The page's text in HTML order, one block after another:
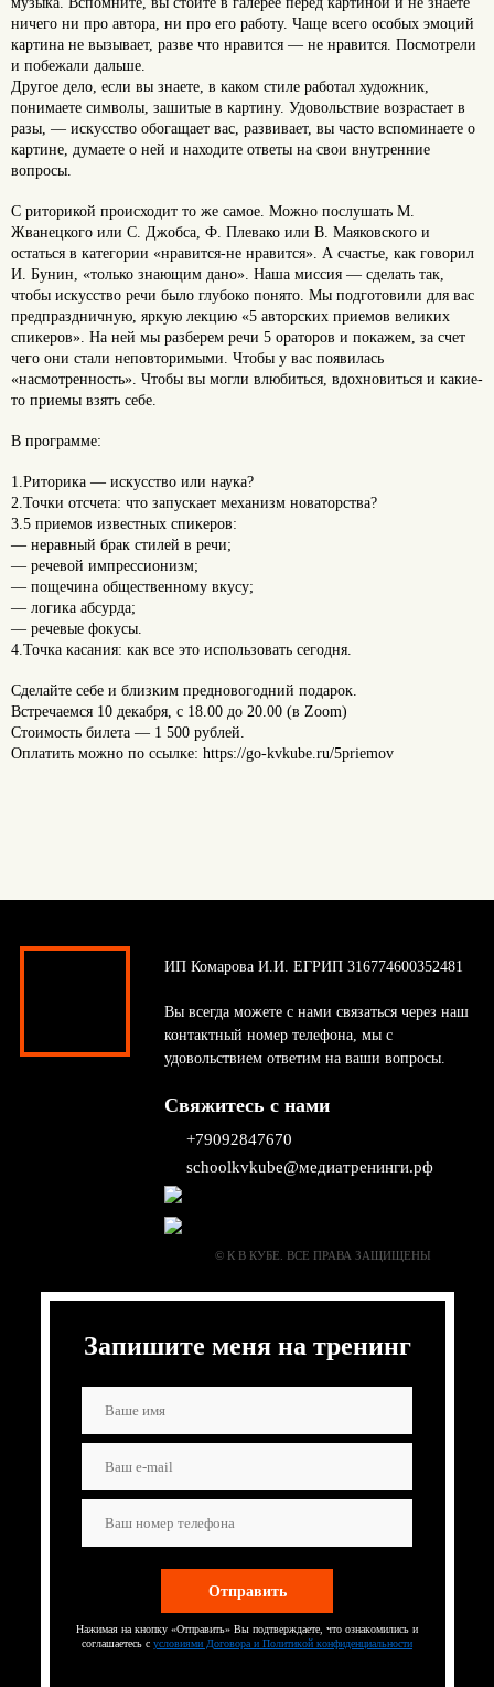
ничего ни про автора, ни про его работу. Чаще всего особых эмоций
картина не вызывает, разве что нравится — не нравится. Посмотрели
и побежали дальше.
Другое дело, если вы знаете, в каком стиле работал художник,
понимаете символы, зашитые в картину. Удовольствие возрастает в
разы, — искусство обогащает вас, развивает, вы часто вспоминаете о
картине, думаете о ней и находите ответы на свои внутренние
вопросы.
С риторикой происходит то же самое. Можно послушать М.
Жванецкого или С. Джобса, Ф. Плевако или В. Маяковского и
остаться в категории «нравится-не нравится». А счастье, как говорил
И. Бунин, «только знающим дано». Наша миссия — сделать так,
чтобы искусство речи было глубоко понято. Мы подготовили для вас
предпраздничную, яркую лекцию «5 авторских приемов великих
спикеров». На ней мы разберем речи 5 ораторов и покажем, за счет
чего они стали неповторимыми. Чтобы у вас появилась
«насмотренность». Чтобы вы могли влюбиться, вдохновиться и какие-
то приемы взять себе.
В программе:
1.Риторика — искусство или наука?
2.Точки отсчета: что запускает механизм новаторства?
3.5 приемов известных спикеров:
— неравный брак стилей в речи;
— речевой импрессионизм;
— пощечина общественному вкусу;
— логика абсурда;
— речевые фокусы.
4.Точка касания: как все это использовать сегодня.
Сделайте себе и близким предновогодний подарок.
Встречаемся 10 декабря, с 18.00 до 20.00 (в Zoom)
Стоимость билета — 1 500 рублей.
Оплатить можно по ссылке: https://go-kvkube.ru/5priemov
ИП Комарова И.И. ЕГРИП 316774600352481
Вы всегда можете с нами связаться через наш
контактный номер телефона, мы с
удовольствием ответим на ваши вопросы.
Свяжитесь с нами
+79092847670
schoolkvkube@медиатренинги.рф
© К В КУБЕ. ВСЕ ПРАВА ЗАЩИЩЕНЫ
Запишите меня на тренинг
Нажимая на кнопку «Отправить» Вы подтверждаете, что ознакомились и
соглашаетесь с условиями Договора и Политикой конфиденциальности